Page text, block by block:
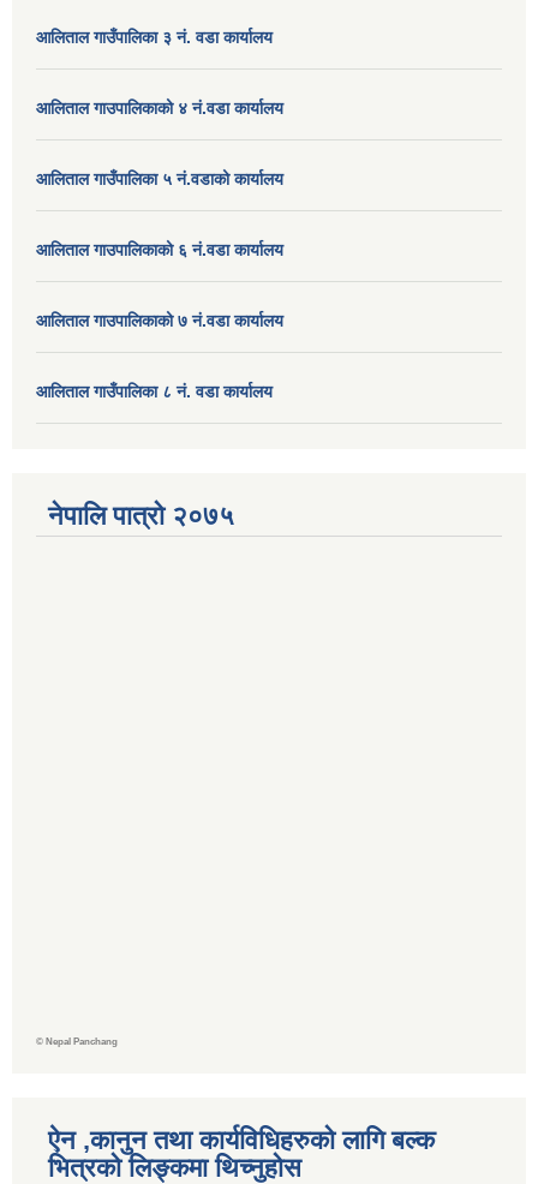
आलिताल गाउँपालिका ३ नं. वडा कार्यालय
आलिताल गाउपालिकाको ४ नं.वडा कार्यालय
आलिताल गाउँपालिका ५ नं.वडाको कार्यालय
आलिताल गाउपालिकाको ६ नं.वडा कार्यालय
आलिताल गाउपालिकाको ७ नं.वडा कार्यालय
आलिताल गाउँपालिका ८ नं. वडा कार्यालय
नेपालि पात्रो २०७५
© Nepal Panchang
ऐन ,कानुन तथा कार्यविधिहरुको लागि बल्क
भित्रको लिङ्कमा थिच्‍नुहोस